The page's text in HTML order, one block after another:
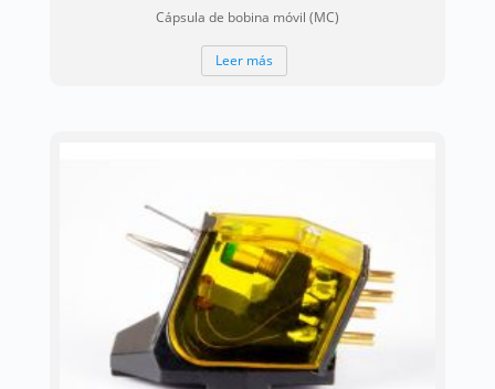
Cápsula de bobina móvil (MC)
Leer más